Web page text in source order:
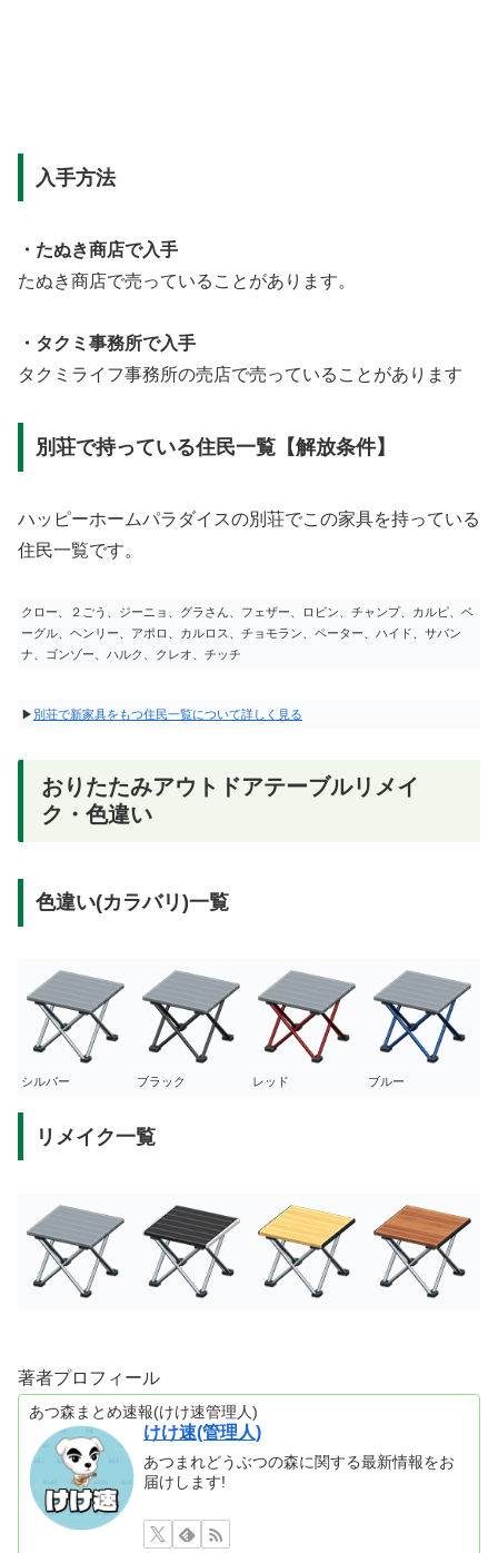
入手方法
・たぬき商店で入手
たぬき商店で売っていることがあります。
・タクミ事務所で入手
タクミライフ事務所の売店で売っていることがあります
別荘で持っている住民一覧【解放条件】
ハッピーホームパラダイスの別荘でこの家具を持っている
住民一覧です。
クロー、２ごう、ジーニョ、グラさん、フェザー、ロビン、チャンプ、カルピ、ベ
ーグル、ヘンリー、アポロ、カルロス、チョモラン、ペーター、ハイド、サバン
ナ、ゴンゾー、ハルク、クレオ、チッチ
▶ 別荘で新家具をもつ住民一覧について詳しく見る
おりたたみアウトドアテーブルリメイ
ク・色違い
色違い(カラバリ)一覧
シルバー ブラック レッド ブルー
リメイク一覧
著者プロフィール
あつ森まとめ速報(けけ速管理人)
けけ速(管理人)
あつまれどうぶつの森に関する最新情報をお
届けします!